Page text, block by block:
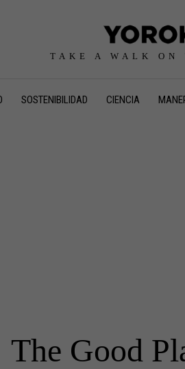
TAKE A WALK ON
SOSTENIBILIDAD CIENCIA
The Good